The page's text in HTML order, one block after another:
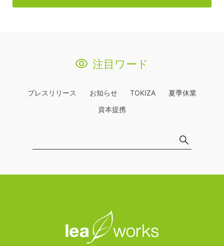
注目ワード
プレスリリース お知らせ TOKIZA
夏季休業
資本提携